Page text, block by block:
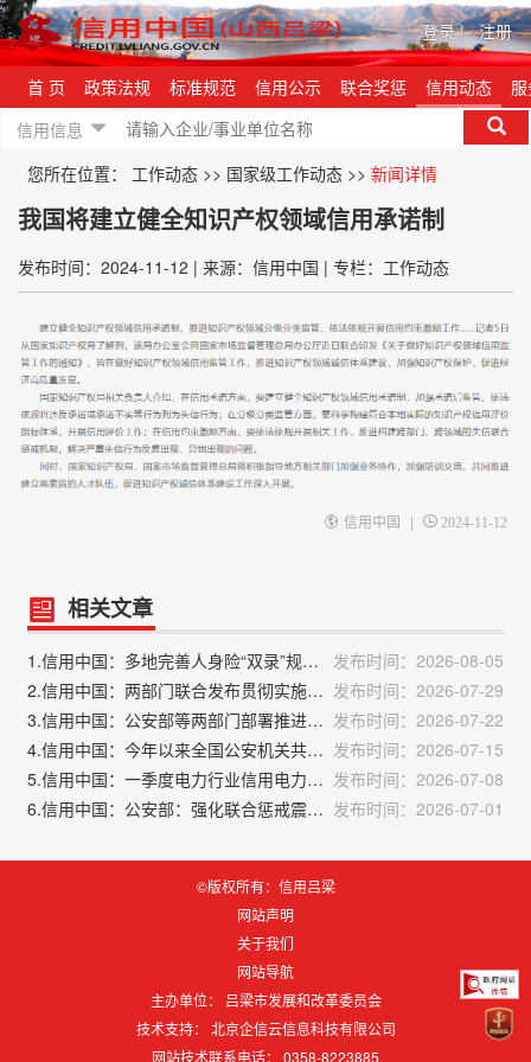
登录| 注册
首 页 政策法规 标准规范 信用公示 联合奖惩 信用动态
信用信息
您所在位置： 工作动态 >> 国家级工作动态 >> 新闻详情
我国将建立健全知识产权领域信用承诺制
发布时间：2024-11-12 | 来源：信用中国 | 专栏：工作动态
信用中国 | 2024-11-12
相关文章
1.信用中国：多地完善人身险“双录”规则 持续规范保险销售行为
发布时间：2026-08-05
2.信用中国：两部门联合发布贯彻实施民营经济促进法典型案例 发布时间：2026-07-29
3.信用中国：公安部等两部门部署推进打击防范文物犯罪专项行动 发布时间：2026-07-22
4.信用中国：今年以来全国公安机关共查处网络谣言案8000余起 发布时间：2026-07-15
5.信用中国：一季度电力行业信用电力指数同比小幅增长 发布时间：2026-07-08
6.信用中国：公安部：强化联合惩戒震慑电诈“工具人” 发布时间：2026-07-01
©版权所有：信用吕梁
网站声明
关于我们
网站导航
主办单位： 吕梁市发展和改革委员会
技术支持： 北京企信云信息科技有限公司
网站技术联系电话： 0358-8223885